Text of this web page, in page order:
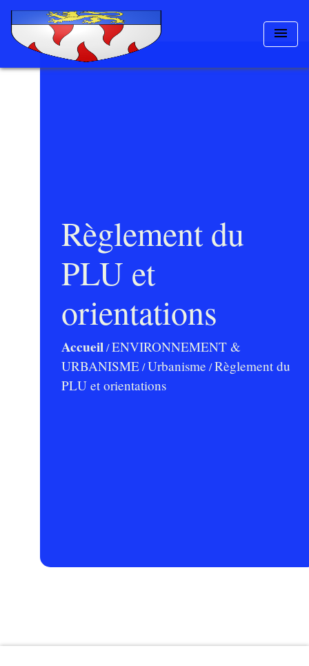
menu
Règlement du
PLU et
orientations
Accueil/ENVIRONNEMENT &
URBANISME/Urbanisme /Règlement du
PLU et orientations